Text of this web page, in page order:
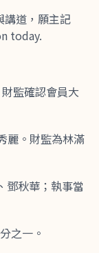
講道，願主記
today.
監確認會員大
麗。財監為林滿
鄧秋華；執事當
之一。